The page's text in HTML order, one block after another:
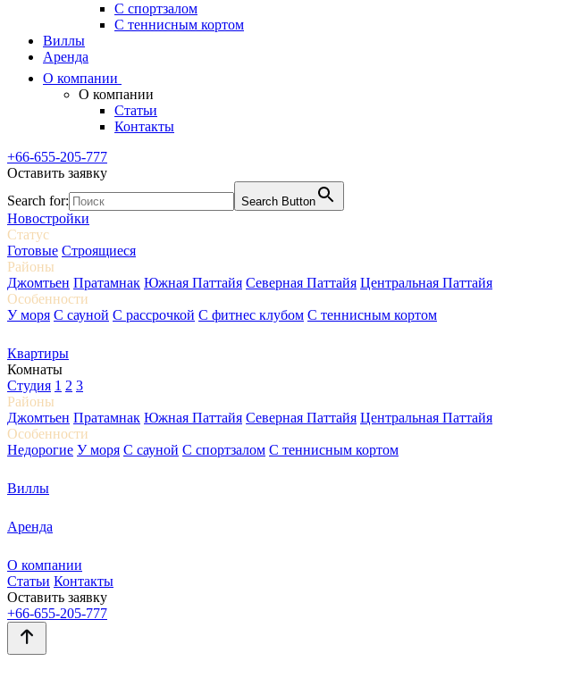
С спортзалом
С теннисным кортом
Виллы
Аренда
О компании
О компании
Статьи
Контакты
+66-655-205-777
Оставить заявку
Search for:
Search Button
Новостройки
Статус
Готовые Строящиеся
Районы
Джомтьен Пратамнак Южная Паттайя Северная Паттайя Центральная Паттайя
Особенности
У моря С сауной С рассрочкой С фитнес клубом С теннисным кортом
Квартиры
Комнаты
Студия 1 2 3
Районы
Джомтьен Пратамнак Южная Паттайя Северная Паттайя Центральная Паттайя
Особенности
Недорогие У моря С сауной С спортзалом С теннисным кортом
Виллы
Аренда
О компании
Статьи Контакты
Оставить заявку
+66-655-205-777